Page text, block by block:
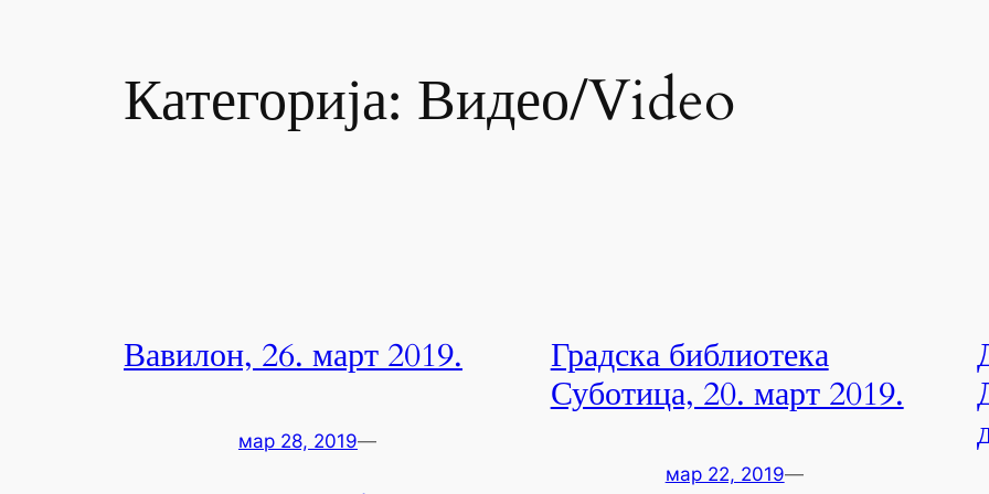
Категорија: Видео/Video
Вавилон, 26. март 2019.
мар 28, 2019—
Градска библиотека
Суботица, 20. март 2019.
мар 22, 2019—